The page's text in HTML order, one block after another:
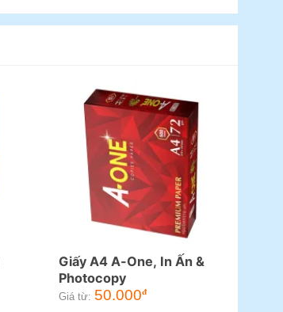
Giấy A4 A-One, In Ấn &
Photocopy
Giá từ: 50.000đ